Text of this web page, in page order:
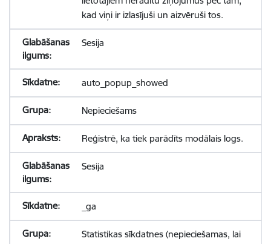
kad viņi ir izlasījuši un aizvēruši tos.
Sesija
auto_popup_showed
Nepieciešams
Reģistrē, ka tiek parādīts modālais logs.
Sesija
_ga
Statistikas sīkdatnes (nepieciešamas, lai